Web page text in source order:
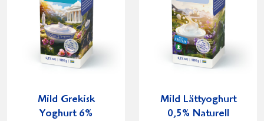
Mild Grekisk
Yoghurt 6%
Mild Lättyoghurt
0,5% Naturell